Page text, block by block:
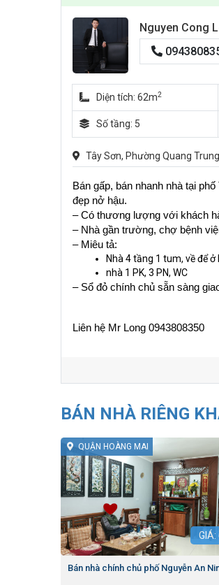
Nguyen Cong
Diện tích: 62m2
Số tầng: 5
Tây Sơn, Phường Quang
Bán gấp, bán nhanh nhà tại
đẹp nở hậu.
– Có thương lượng với khách
– Nhà gần trường, chợ bệnh
– Miêu tả:
Nhà 4 tầng 1 tum, về để
nhà 1 PK, 3 PN, WC
– Sổ đỏ chính chủ sẵn sàng
Liên hệ Mr Long 0943808350
BÁN NHÀ RIÊNG
QUẬN HOÀNG MAI
GIÁ:
Bán nhà chính chủ phố Nguyễn An